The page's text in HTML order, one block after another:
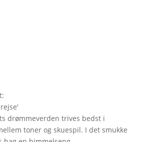
:
'
drømmeverden trives bedst i
toner og skuespil. I det smukke